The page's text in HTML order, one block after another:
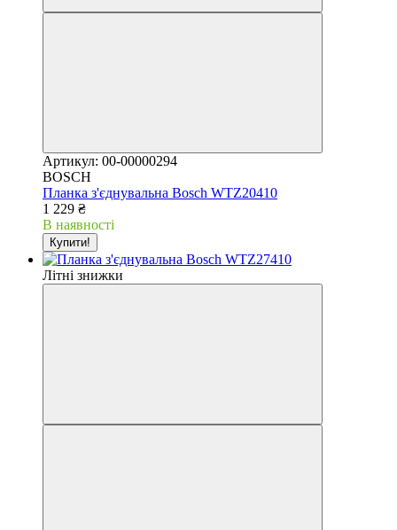
Артикул: 00-00000294
BOSCH
Планка з'єднувальна Bosch WTZ20410
1 229 ₴
В наявності
Купити!
Літні знижки